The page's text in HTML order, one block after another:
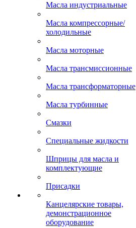
Масла индустриальные
Масла компрессорные/
холодильные
Масла моторные
Масла трансмиссионные
Масла трансформаторные
Масла турбинные
Смазки
Специальные жидкости
Шприцы для масла и
комплектующие
Присадки
Канцелярские товары,
демонстрационное
оборудование